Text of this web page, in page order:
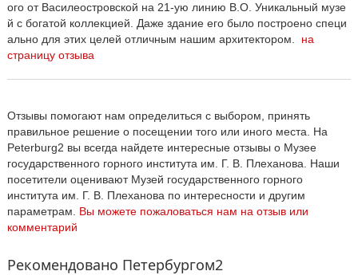
ого от Василеостровской на 21-ую линию В.О. Уникальный музе
й с богатой коллекцией. Даже здание его было построено специ
ально для этих целей отличным нашим архитектором. на
страницу отзыва
Отзывы помогают нам определиться с выбором, принять
правильное решение о посещении того или иного места. На
Peterburg2 вы всегда найдете интересные отзывы о Музее
государственного горного института им. Г. В. Плеханова. Наши
посетители оценивают Музей государственного горного
института им. Г. В. Плеханова по интересности и другим
параметрам. Вы можете пожаловаться нам на отзыв или
комментарий
Рекомендовано Петербургом2